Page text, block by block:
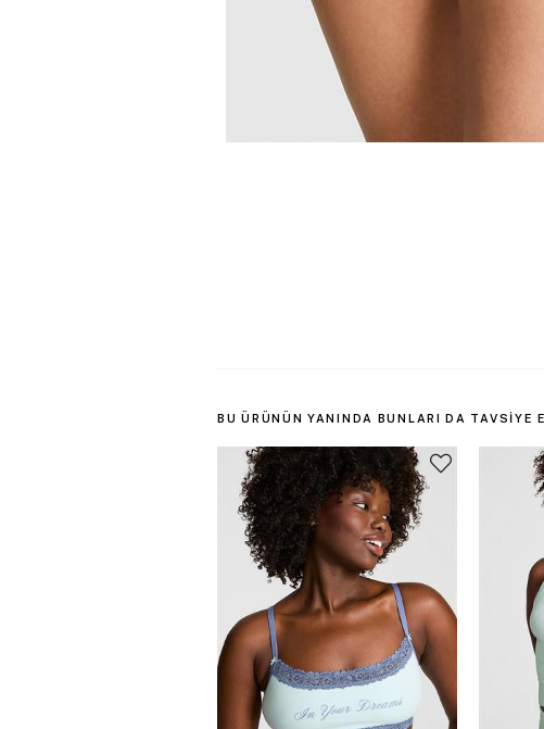
BU ÜRÜNÜN YANINDA BUNLARI DA TAVSIYE